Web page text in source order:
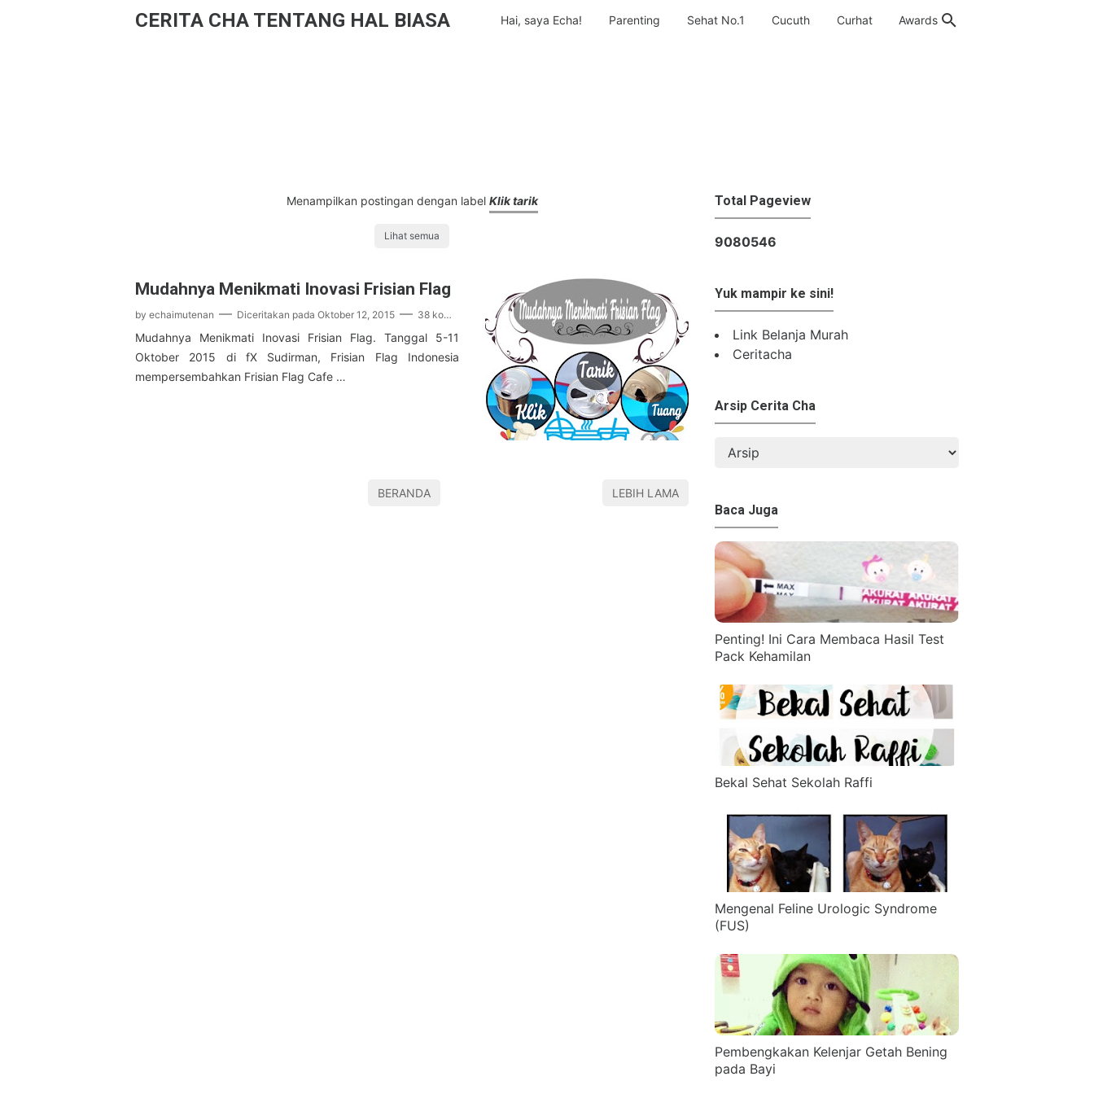
CERITA CHA TENTANG HAL BIASA Hai, saya Echa! Parenting Sehat No.1 Cucuth Curhat Awards
Menampilkan postingan dengan label Klik tarik
Lihat semua
Mudahnya Menikmati Inovasi Frisian Flag
by echaimutenan Diceritakan pada Oktober 12, 2015 38 komentar
Mudahnya Menikmati Inovasi Frisian Flag. Tanggal 5-11
Oktober 2015 di fX Sudirman, Frisian Flag Indonesia
mempersembahkan Frisian Flag Cafe …
BERANDA LEBIH LAMA
Total Pageview
9080546
Yuk mampir ke sini!
Link Belanja Murah
Ceritacha
Arsip Cerita Cha
Baca Juga
Penting! Ini Cara Membaca Hasil Test
Pack Kehamilan
Bekal Sehat Sekolah Raffi
Mengenal Feline Urologic Syndrome
(FUS)
Pembengkakan Kelenjar Getah Bening
pada Bayi